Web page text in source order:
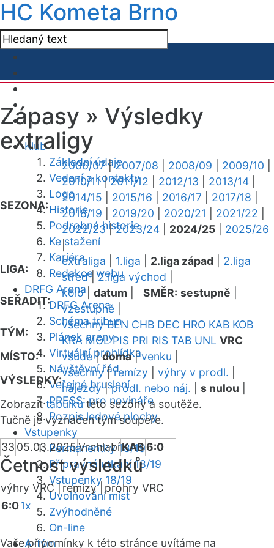
HC Kometa Brno
Klub
Základní údaje
Vedení a kontakty
Logo
Historie
Podrobná historie
Ke stažení
Kariéra
Redakce webu
DRFG Arena
DRFG Arena
Schéma tribun
Plánek areny
Virtuální prohlídka
Návštěvní řád
Veřejné bruslení
PRESS: pro novináře
Rozpis ledové plochy
Vstupenky
Permanentky 18/19
Přípravná utkání 18/19
Vstupenky 18/19
Uvolňování míst
Zvýhodněné
On-line
A-tým
Zápasy » Výsledky
extraligy
SEZONA:
2006/07|2007/08 2008/09 2009/10
2010/11|2011/12 2012/13 2013/14
2014/15
2015/16 2016/17 2017/18
2018/19
2019/20 2020/21 2021/22
2022/23|2023/24 2024/25
2025/26
|
LIGA:
extraliga 1.liga 2.liga západ
2.liga
střed|2.liga východ
SEŘADIT:
kolo| datum SMĚR: sestupně
vzestupně
TÝM:
všechny BEN CHB DEC HRO KAB KOB
KRA MOL PIS PRI RIS TAB UNL VRC
MÍSTO:
všude|doma|venku
VÝSLEDKY:
všechny|remízy výhry v prodl.
nájezdy|prodl. nebo náj. s nulou
Zobrazittabulkutéto sezóny a soutěže.
Tučně je vyznačen tým soupeře.
33 05.03.2025VrchlabíKAB6:0
Četnost výsledků
výhry VRC |remízy | prohry VRC
6:01x
Vaše připomínky k této stránce uvítáme na